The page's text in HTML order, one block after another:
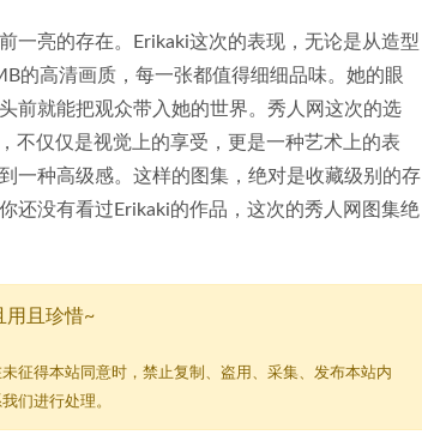
一亮的存在。Erikaki这次的表现，无论是从造型
的高清画质，每一张都值得细细品味。她的眼
前就能把观众带入她的世界。秀人网这次的选
不仅仅是视觉上的享受，更是一种艺术上的表
一种高级感。这样的图集，绝对是收藏级别的存
还没有看过Erikaki的作品，这次的秀人网图集绝
用且珍惜~
征得本站同意时，禁止复制、盗用、采集、发布本站内
们进行处理。